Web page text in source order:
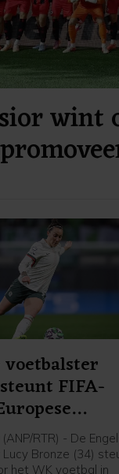
wint
voetbalster
FIFA-
RTR) - De
Bronze (34)
het WK voetbal in